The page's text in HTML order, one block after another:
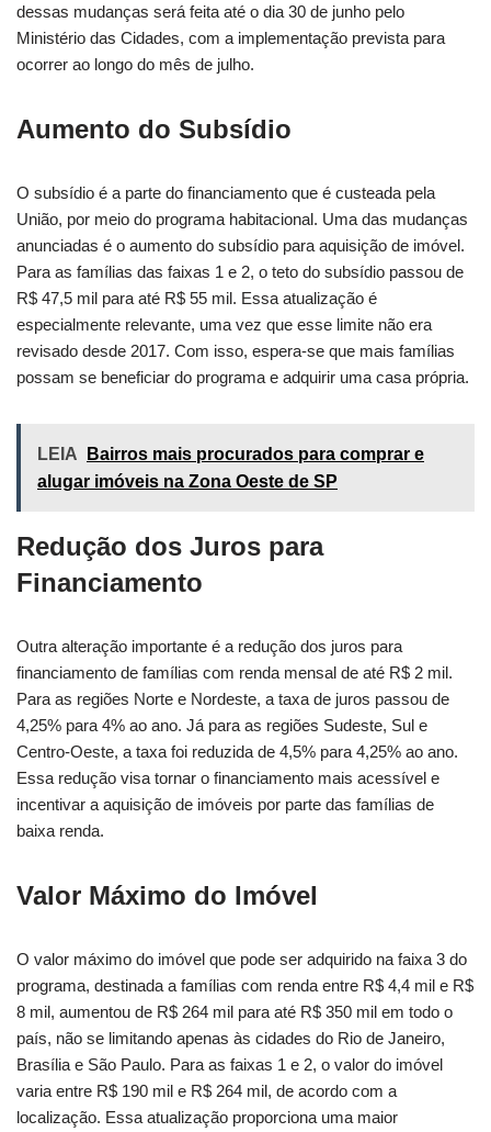
dessas mudanças será feita até o dia 30 de junho pelo
Ministério das Cidades, com a implementação prevista para
ocorrer ao longo do mês de julho.
Aumento do Subsídio
O subsídio é a parte do financiamento que é custeada pela
União, por meio do programa habitacional. Uma das mudanças
anunciadas é o aumento do subsídio para aquisição de imóvel.
Para as famílias das faixas 1 e 2, o teto do subsídio passou de
R$ 47,5 mil para até R$ 55 mil. Essa atualização é
especialmente relevante, uma vez que esse limite não era
revisado desde 2017. Com isso, espera-se que mais famílias
possam se beneficiar do programa e adquirir uma casa própria.
LEIA
Bairros mais procurados para comprar e
alugar imóveis na Zona Oeste de SP
Redução dos Juros para
Financiamento
Outra alteração importante é a redução dos juros para
financiamento de famílias com renda mensal de até R$ 2 mil.
Para as regiões Norte e Nordeste, a taxa de juros passou de
4,25% para 4% ao ano. Já para as regiões Sudeste, Sul e
Centro-Oeste, a taxa foi reduzida de 4,5% para 4,25% ao ano.
Essa redução visa tornar o financiamento mais acessível e
incentivar a aquisição de imóveis por parte das famílias de
baixa renda.
Valor Máximo do Imóvel
O valor máximo do imóvel que pode ser adquirido na faixa 3 do
programa, destinada a famílias com renda entre R$ 4,4 mil e R$
8 mil, aumentou de R$ 264 mil para até R$ 350 mil em todo o
país, não se limitando apenas às cidades do Rio de Janeiro,
Brasília e São Paulo. Para as faixas 1 e 2, o valor do imóvel
varia entre R$ 190 mil e R$ 264 mil, de acordo com a
localização. Essa atualização proporciona uma maior